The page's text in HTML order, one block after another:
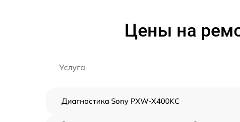
Цены на
Услуга
Диагностика Sony PXW-X400KC